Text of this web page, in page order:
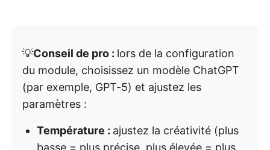
💡Conseil de pro : lors de la configuration
du module, choisissez un modèle ChatGPT
(par exemple, GPT-5) et ajustez les
paramètres :
Température : ajustez la créativité (plus